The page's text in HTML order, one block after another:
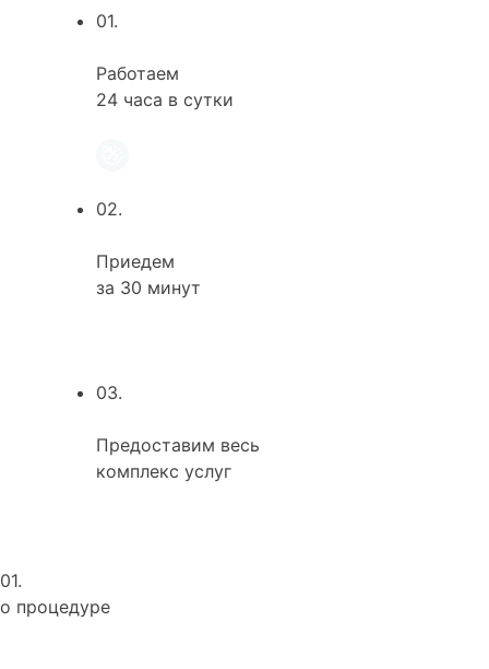
01.
Работаем
24 часа в сутки
02.
Приедем
за 30 минут
03.
Предоставим весь
комплекс услуг
01.
о процедуре